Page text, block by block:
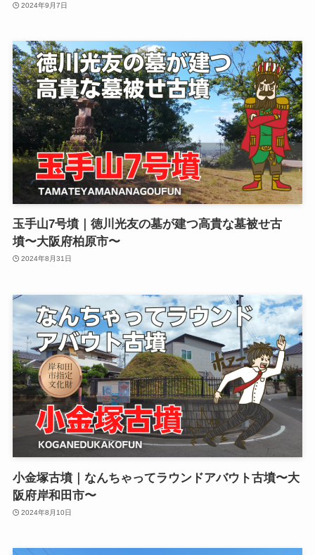
2024年9月7日
玉手山7号墳｜徳川光友の墓が建つ高貴な墓被せ古
墳〜大阪府柏原市〜
2024年8月31日
小金塚古墳｜なんちゃってラウンドアバウト古墳〜大
阪府岸和田市〜
2024年8月10日